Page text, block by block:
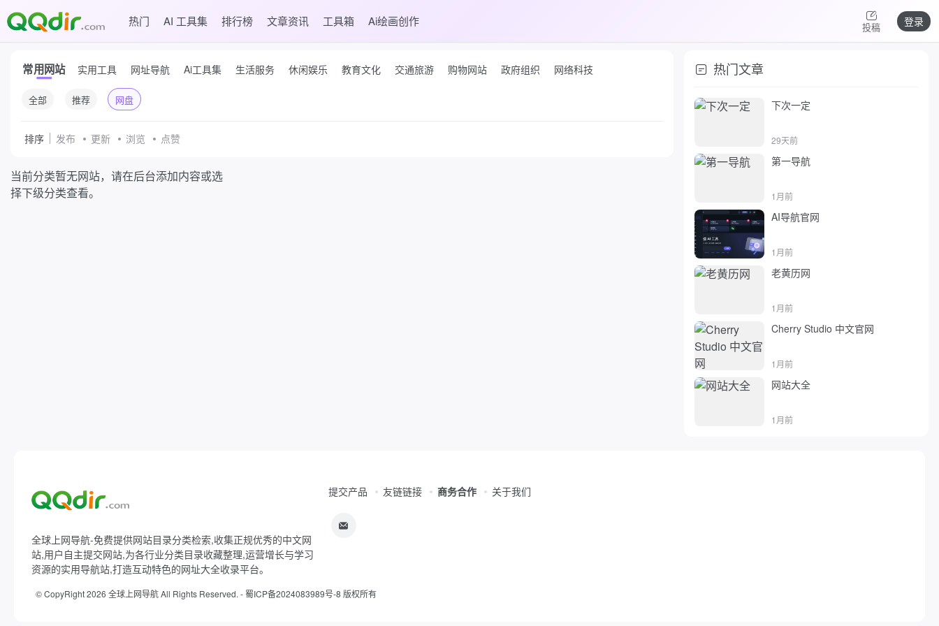
热门 AI 工具集 排行榜 文章资讯 工具箱 Ai绘画创作 投稿 登录
常用网站 实用工具 网址导航 Ai工具集 生活服务 休闲娱乐 教育文化 交通旅游 购物网站 政府组织 网络科技
全部 推荐 网盘
排序 发布 更新 浏览 点赞
当前分类暂无网站，请在后台添加内容或选
择下级分类查看。
热门文章
下次一定
29天前
第一导航
1月前
AI导航官网
1月前
老黄历网
1月前
Cherry Studio 中文官网
1月前
网站大全
1月前
全球上网导航-免费提供网站目录分类检索,收集正规优秀的中文网
站,用户自主提交网站,为各行业分类目录收藏整理,运营增长与学习
资源的实用导航站,打造互动特色的网址大全收录平台。
提交产品 友链链接 商务合作 关于我们
© CopyRight 2026 全球上网导航 All Rights Reserved. -蜀ICP备2024083989号-8 版权所有